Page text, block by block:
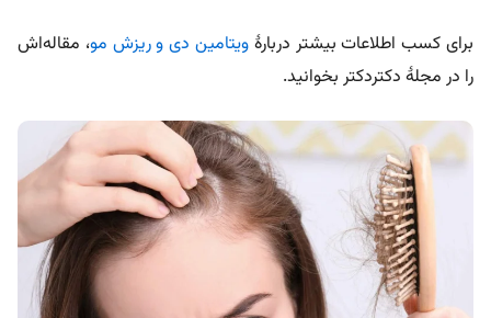
برای کسب اطلاعات بیشتر دربارۀ ویتامین دی و ریزش مو، مقاله‌اش
را در مجلۀ دکتردکتر بخوانید.